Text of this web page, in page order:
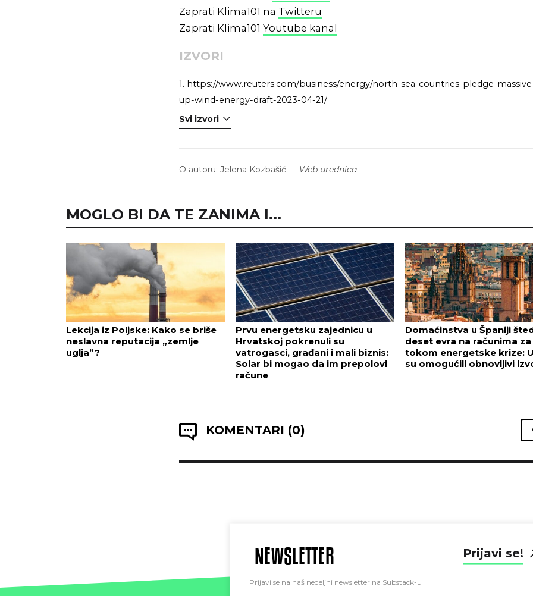
Zaprati Klima101 na Twitteru
Zaprati Klima101 Youtube kanal
IZVORI
1. https://www.reuters.com/business/energy/north-sea-countries-pledge-
up-wind-energy-draft-2023-04-21/
Svi izvori
O autoru: Jelena Kozbašić — Web urednica
MOGLO BI DA TE ZANIMA I...
Lekcija iz Poljske: Kako se briše
neslavna reputacija „zemlje
uglja”?
Prvu energetsku zajednicu u
Hrvatskoj pokrenuli su
vatrogasci, građani i mali biznis:
Solar bi mogao da im prepolovi
račune
Domaćinstva u Španiji
deset evra na računima
tokom energetske krize:
su omogućili obnovljivi
KOMENTARI (0)
NEWSLETTER Prijavi se!
Prijavi se na naš nedeljni newsletter na Substack-u